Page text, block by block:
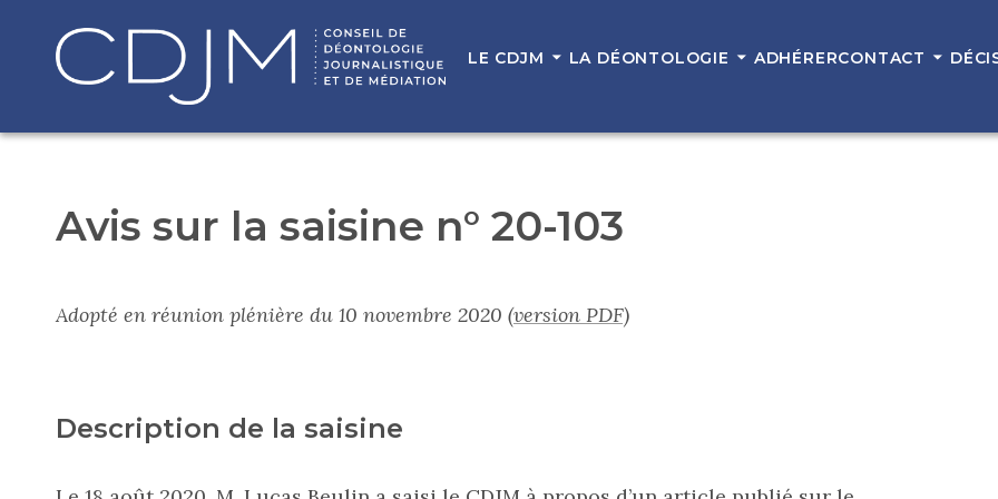
LE CDJM LA DÉONTOLOGIE ADHÉRERCONTACT
Avis sur la saisine n° 20-103
Adopté en réunion plénière du 10 novembre 2020 (version PDF)
Description de la saisine